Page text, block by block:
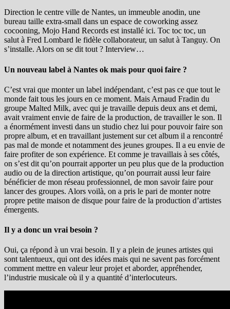
Direction le centre ville de Nantes, un immeuble anodin, une
bureau taille extra-small dans un espace de coworking assez
cocooning, Mojo Hand Records est installé ici. Toc toc toc, un
salut à Fred Lombard le fidèle collaborateur, un salut à Tanguy. On
s’installe. Alors on se dit tout ? Interview…
Un nouveau label à Nantes ok mais pour quoi faire ?
C’est vrai que monter un label indépendant, c’est pas ce que tout le
monde fait tous les jours en ce moment. Mais Arnaud Fradin du
groupe Malted Milk, avec qui je travaille depuis deux ans et demi,
avait vraiment envie de faire de la production, de travailler le son. Il
a énormément investi dans un studio chez lui pour pouvoir faire son
propre album, et en travaillant justement sur cet album il a rencontré
pas mal de monde et notamment des jeunes groupes. Il a eu envie de
faire profiter de son expérience. Et comme je travaillais à ses côtés,
on s’est dit qu’on pourrait apporter un peu plus que de la production
audio ou de la direction artistique, qu’on pourrait aussi leur faire
bénéficier de mon réseau professionnel, de mon savoir faire pour
lancer des groupes. Alors voilà, on a pris le pari de monter notre
propre petite maison de disque pour faire de la production d’artistes
émergents.
Il y a donc un vrai besoin ?
Oui, ça répond à un vrai besoin. Il y a plein de jeunes artistes qui
sont talentueux, qui ont des idées mais qui ne savent pas forcément
comment mettre en valeur leur projet et aborder, appréhender,
l’industrie musicale où il y a quantité d’interlocuteurs.